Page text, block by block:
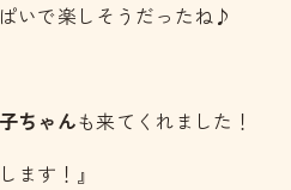
いで楽しそうだったね♪
ちゃんも来てくれました！
ます！』